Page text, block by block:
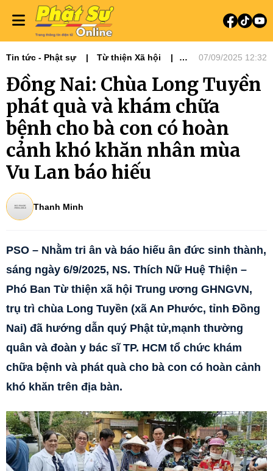
Tin tức - Phật sự
Từ thiện Xã hội
Tin Tức Hoạt Động
Từ Thiện Xã Hội
07/09/2025 12:32
Đồng Nai: Chùa Long Tuyền
phát quà và khám chữa
bệnh cho bà con có hoàn
cảnh khó khăn nhân mùa
Vu Lan báo hiếu
Thanh Minh
PSO – Nhằm tri ân và báo hiếu ân đức sinh thành,
sáng ngày 6/9/2025, NS. Thích Nữ Huệ Thiện –
Phó Ban Từ thiện xã hội Trung ương GHNGVN,
trụ trì chùa Long Tuyền (xã An Phước, tỉnh Đồng
Nai) đã hướng dẫn quý Phật tử,mạnh thường
quân và đoàn y bác sĩ TP. HCM tổ chức khám
chữa bệnh và phát quà cho bà con có hoàn cảnh
khó khăn trên địa bàn.